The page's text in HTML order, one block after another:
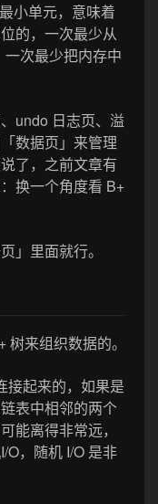
小单元，意味着
的，一次最少从
次最少把内存中
undo 日志页、溢
数据页」来管理
了，之前文章有
换一个角度看 B+
」里面就行。
来组织数据的。
接起来的，如果是
表中相邻的两个
能离得非常远，
O，随机 I/O 是非